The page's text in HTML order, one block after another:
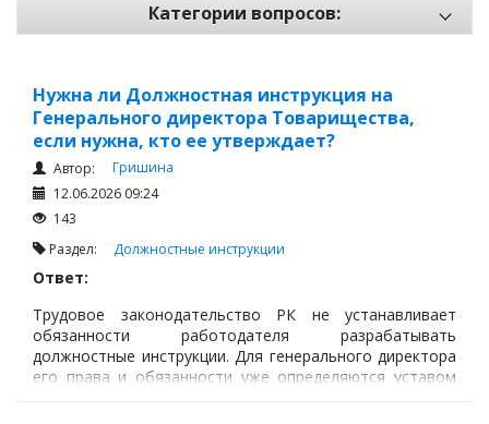
Категории вопросов:
Пожарная безопасность
Техника безопасности и охрана труда
Антикризис: трудовые отношения
Антикризис: долги и обязательства
Налоги и Налогообложение
Трудовые отношения
Договоры
Доверенности
Интернет и право
Нужна ли Должностная инструкция на
Генерального директора Товарищества,
если нужна, кто ее утверждает?
Автор:
Гришина
12.06.2026 09:24
143
Раздел: Должностные инструкции
Ответ:
Трудовое законодательство РК не устанавливает
обязанности работодателя разрабатывать
должностные инструкции. Для генерального директора
его права и обязанности уже определяются уставом
ТОО, решением участников о назначении, поэтому с